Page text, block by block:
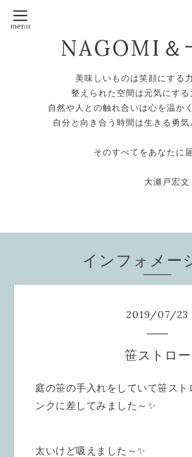
NAGOMI＆
美味しいものは笑顔にする
整えられた空間は元気にす
自然や人との触れ合いは心を温か
自分と向き合う時間は生きる勇
そのすべてをあなたに
大瀬戸宏文
インフォメー
2019/07/23
笹ストロー
庭の笹の手入れをしていて笹スト
ンクに差してみました～✨
太いけど吸えました～✨